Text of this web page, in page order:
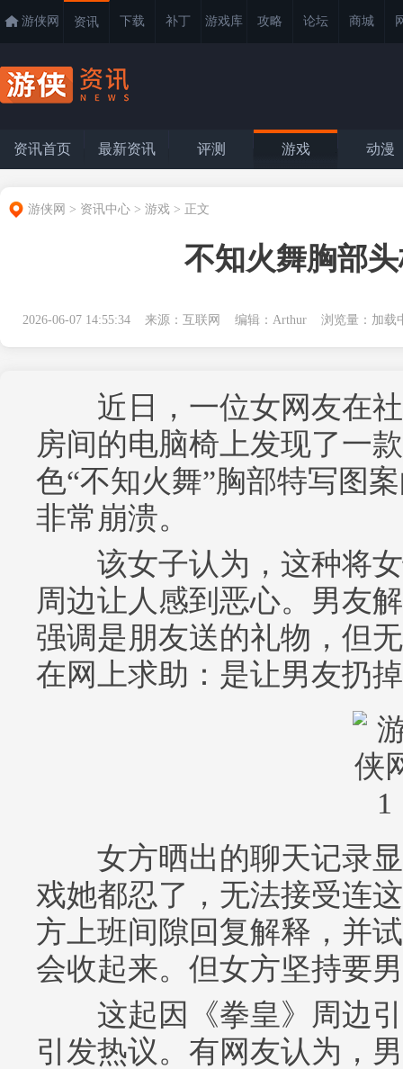
游侠网 资讯 下载 补丁 游戏库 攻略 论坛 商城
资讯首页 最新资讯 评测 游戏 动漫
游侠网 > 资讯中心 > 游戏 > 正文
不知火舞胸部
2026-06-07 14:55:34 来源：互联网 编辑：Arthur 浏览量： 加载
近日，一位女网友在社
房间的电脑椅上发现了一
色“不知火舞”胸部特写图
非常崩溃。
该女子认为，这种将女
周边让人感到恶心。男友
强调是朋友送的礼物，但
在网上求助：是让男友扔
女方晒出的聊天记录显
戏她都忍了，无法接受连
方上班间隙回复解释，并
会收起来。但女方坚持要
这起因《拳皇》周边引
引发热议。有网友认为，